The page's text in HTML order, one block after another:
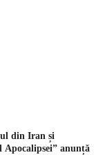
din Iran și
Apocalipsei” anunță